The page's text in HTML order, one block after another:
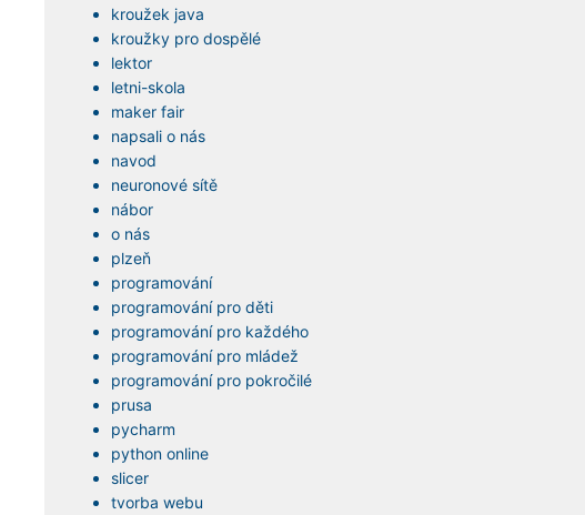
kroužek java
kroužky pro dospělé
lektor
letni-skola
maker fair
napsali o nás
navod
neuronové sítě
nábor
o nás
plzeň
programování
programování pro děti
programování pro každého
programování pro mládež
programování pro pokročilé
prusa
pycharm
python online
slicer
tvorba webu